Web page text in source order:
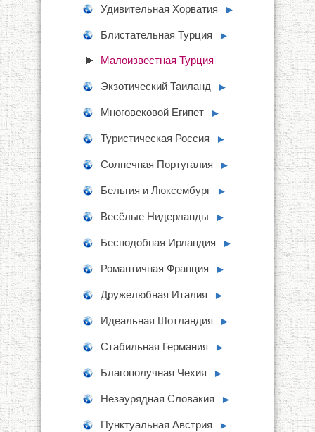
Удивительная Хорватия ►
Блистательная Турция ►
Малоизвестная Турция
Экзотический Таиланд ►
Многовековой Египет ►
Туристическая Россия ►
Солнечная Португалия ►
Бельгия и Люксембург ►
Весёлые Нидерланды ►
Бесподобная Ирландия ►
Романтичная Франция ►
Дружелюбная Италия ►
Идеальная Шотландия ►
Стабильная Германия ►
Благополучная Чехия ►
Незаурядная Словакия ►
Пунктуальная Австрия ►